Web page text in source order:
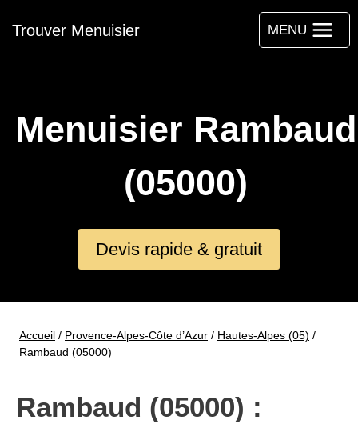
auTrouver Menuisier MENU
Menuisier Rambaud
(05000)
Devis rapide & gratuit
Accueil / Provence-Alpes-Côte d’Azur / Hautes-Alpes (05) /
Rambaud (05000)
Rambaud (05000) :